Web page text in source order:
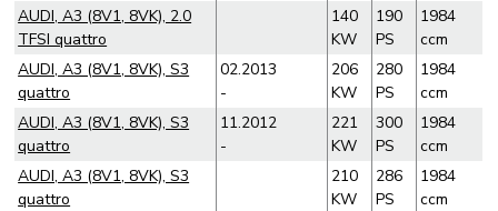
AUDI, A3 (8V1, 8VK), 2.0
TFSI quattro
140
KW
190
PS
1984
ccm
AUDI, A3 (8V1, 8VK), S3
quattro
02.2013
-
206
KW
280
PS
1984
ccm
AUDI, A3 (8V1, 8VK), S3
quattro
11.2012
-
221
KW
300
PS
1984
ccm
AUDI, A3 (8V1, 8VK), S3
quattro
210
KW
286
PS
1984
ccm